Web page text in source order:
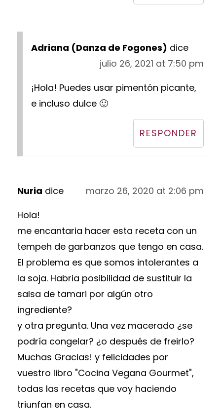
Adriana (Danza de Fogones) dice
julio 26, 2021 at 7:50 pm
¡Hola! Puedes usar pimentón picante,
e incluso dulce 🙂
RESPONDER
Nuria dice
marzo 26, 2020 at 2:06 pm
Hola!
me encantaria hacer esta receta con un
tempeh de garbanzos que tengo en casa.
El problema es que somos intolerantes a
la soja. Habria posibilidad de sustituir la
salsa de tamari por algún otro
ingrediente?
y otra pregunta. Una vez macerado ¿se
podría congelar? ¿o después de freirlo?
Muchas Gracias! y felicidades por
vuestro libro "Cocina Vegana Gourmet",
todas las recetas que voy haciendo
triunfan en casa.